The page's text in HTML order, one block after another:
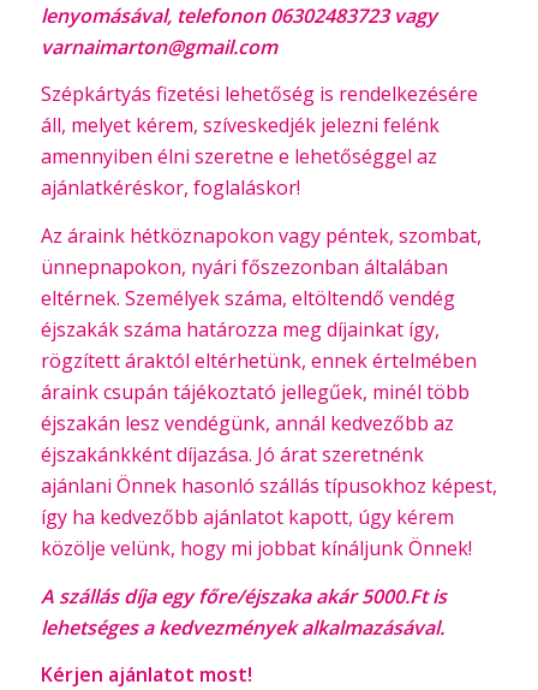
lenyomásával, telefonon 06302483723 vagy
varnaimarton@gmail.com
Szépkártyás fizetési lehetőség is rendelkezésére
áll, melyet kérem, szíveskedjék jelezni felénk
amennyiben élni szeretne e lehetőséggel az
ajánlatkéréskor, foglaláskor!
Az áraink hétköznapokon vagy péntek, szombat,
ünnepnapokon, nyári főszezonban általában
eltérnek. Személyek száma, eltöltendő vendég
éjszakák száma határozza meg díjainkat így,
rögzített áraktól eltérhetünk, ennek értelmében
áraink csupán tájékoztató jellegűek, minél több
éjszakán lesz vendégünk, annál kedvezőbb az
éjszakánkként díjazása. Jó árat szeretnénk
ajánlani Önnek hasonló szállás típusokhoz képest,
így ha kedvezőbb ajánlatot kapott, úgy kérem
közölje velünk, hogy mi jobbat kínáljunk Önnek!
A szállás díja egy főre/éjszaka akár 5000.Ft is
lehetséges a kedvezmények alkalmazásával.
Kérjen ajánlatot most!